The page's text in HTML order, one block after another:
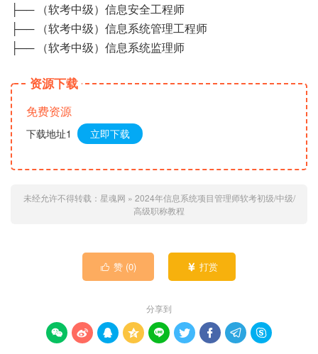
├── （软考中级）信息安全工程师
├── （软考中级）信息系统管理工程师
├── （软考中级）信息系统监理师
资源下载
免费资源
下载地址1 立即下载
未经允许不得转载： 星魂网 » 2024年信息系统项目管理师软考初级/中级/
高级职称教程
 赞 (0)  打赏
分享到
        